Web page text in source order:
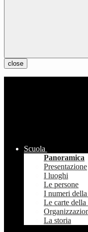
close
Scuola
Panoramica
Presentazione
I luoghi
Le persone
I numeri della
Le carte della
La storia